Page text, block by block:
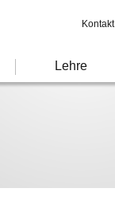
Lehre
Kontakt